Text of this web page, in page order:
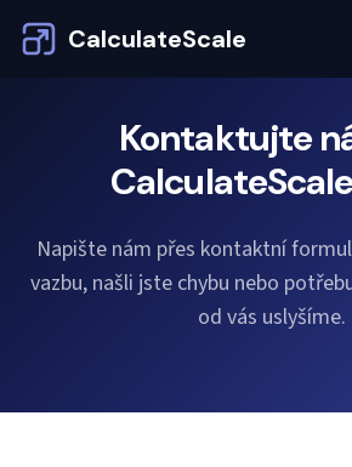
CalculateScale
Kontaktujte
Napište nám přes kontaktní
vazbu, našli jste chybu nebo
od vás uslyšíme.